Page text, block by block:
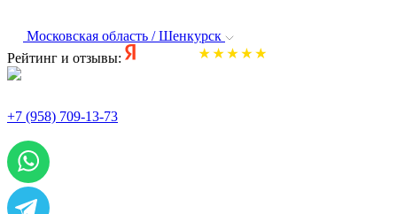
Московская область / Шенкурск
Рейтинг и отзывы:
+7 (958) 709-13-73